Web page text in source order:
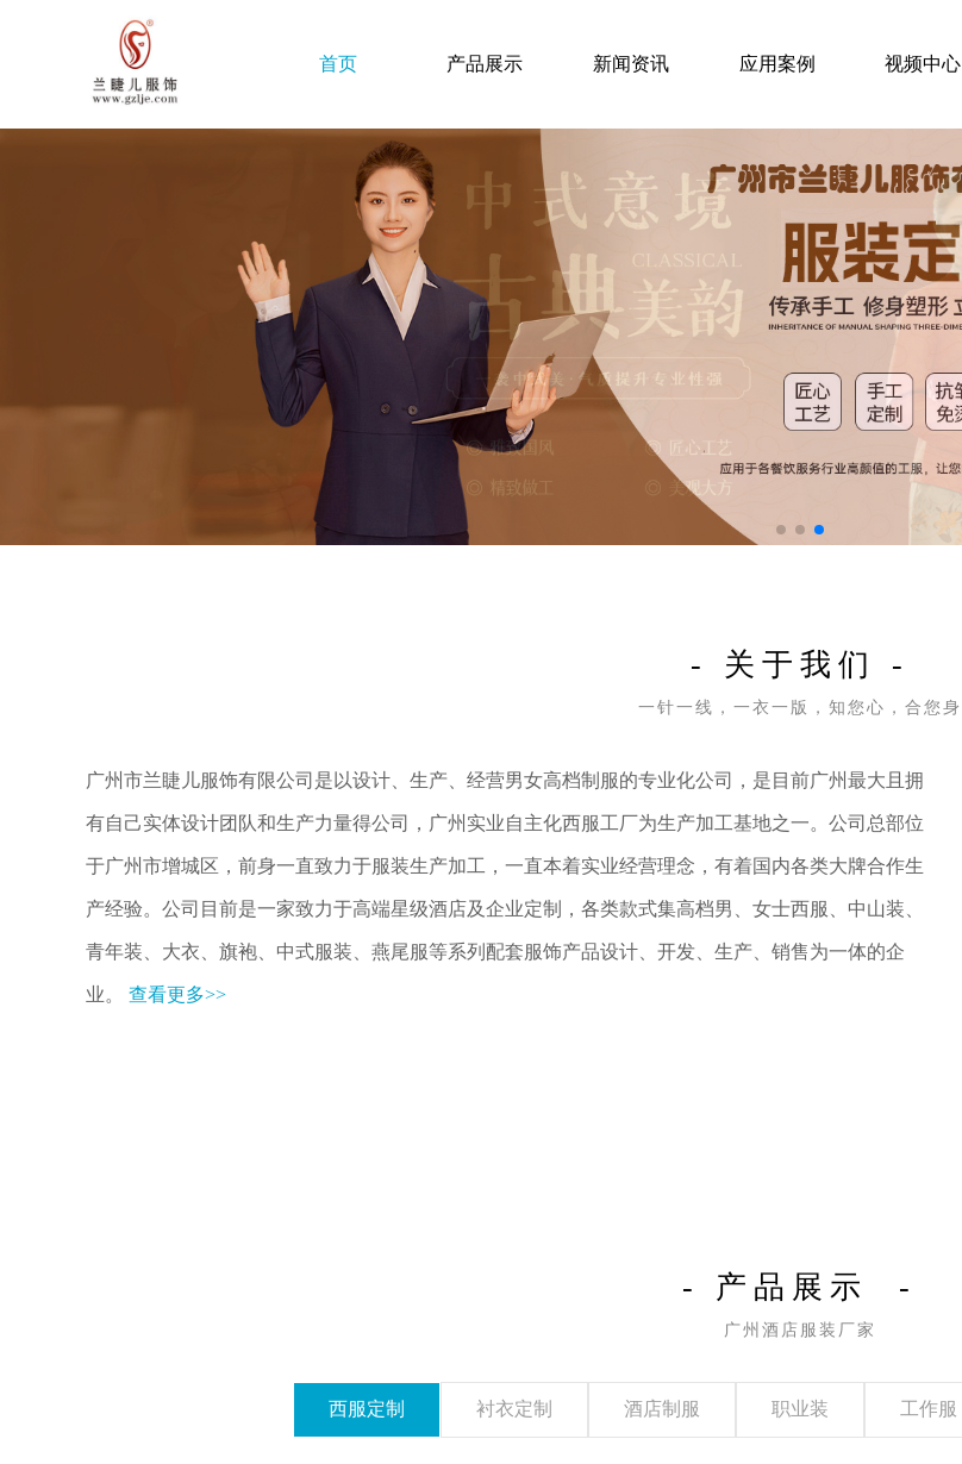
首页 产品展示 新闻资讯 应用案例 视频中心
- 关于我们 -
一针一线，一衣一版，知您心，合您身
广州市兰睫儿服饰有限公司是以设计、生产、经营男女高档制服的专业化公司，是目前广州最大且拥
有自己实体设计团队和生产力量得公司，广州实业自主化西服工厂为生产加工基地之一。公司总部位
于广州市增城区，前身一直致力于服装生产加工，一直本着实业经营理念，有着国内各类大牌合作生
产经验。公司目前是一家致力于高端星级酒店及企业定制，各类款式集高档男、女士西服、中山装、
青年装、大衣、旗袍、中式服装、燕尾服等系列配套服饰产品设计、开发、生产、销售为一体的企
业。 查看更多>>
- 产品展示 -
广州酒店服装厂家
西服定制 衬衣定制 酒店制服 职业装 工作服